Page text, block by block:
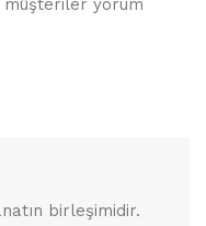
müşteriler yorum
birleşimidir.